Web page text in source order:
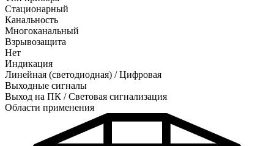
Стационарный
Канальность
Многоканальный
Взрывозащита
Нет
Индикация
Линейная (светодиодная) / Цифровая
Выходные сигналы
Выход на ПК / Световая сигнализация
Области применения